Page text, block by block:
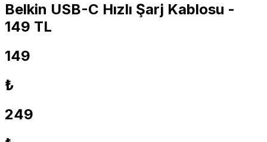
Belkin USB-C Hızlı Şarj Kablosu -
149 TL
149
₺
249